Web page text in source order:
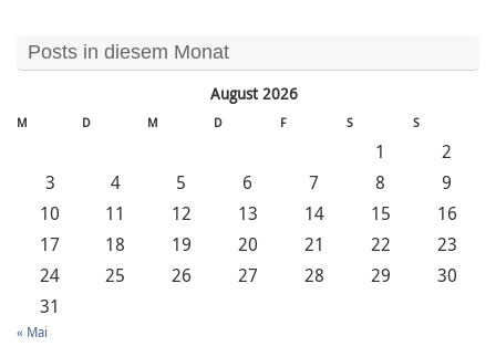
Posts in diesem Monat
August 2026
M D M D F S S
1
2
3
4 5 6 7 8
9
10
11 12 13 14 15
16
17
18 19 20 21 22
23
24
25 26 27 28 29
30
31
« Mai